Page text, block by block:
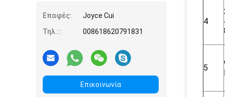
Επαφές:
Joyce Cui
Τηλ.::
008618620791831
Επικοινωνία
4
5